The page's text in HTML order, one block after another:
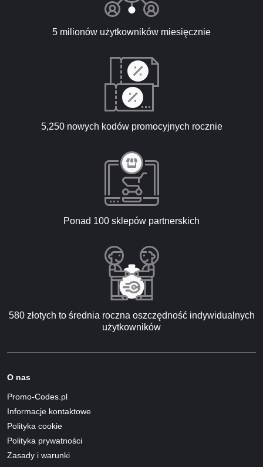
5 milionów użytkowników miesięcznie
5,250 nowych kodów promocyjnych rocznie
Ponad 100 sklepów partnerskich
580 złotych to średnia roczna oszczędność indywidualnych
użytkowników
O nas
Promo-Codes.pl
Informacje kontaktowe
Polityka cookie
Polityka prywatności
Zasady i warunki